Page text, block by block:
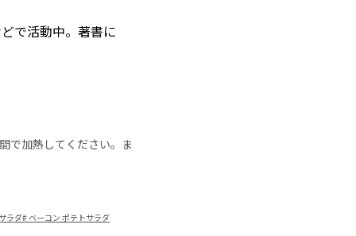
で活動中。著書に
で加熱してください。ま
ラダ#ベーコン ポテトサラダ